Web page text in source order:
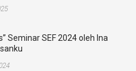
Seminar SEF 2024 oleh Ina